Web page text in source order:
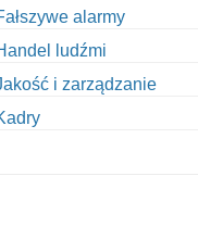
alarmy
ludźmi
i zarządzanie